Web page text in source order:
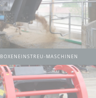
BOXENEINSTREU-MASCHINEN